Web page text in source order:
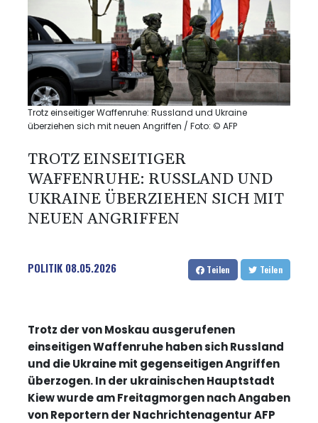
Trotz einseitiger Waffenruhe: Russland und Ukraine
überziehen sich mit neuen Angriffen / Foto: © AFP
TROTZ EINSEITIGER
WAFFENRUHE: RUSSLAND UND
UKRAINE ÜBERZIEHEN SICH MIT
NEUEN ANGRIFFEN
POLITIK 08.05.2026 Teilen Teilen
Trotz der von Moskau ausgerufenen
einseitigen Waffenruhe haben sich Russland
und die Ukraine mit gegenseitigen Angriffen
überzogen. In der ukrainischen Hauptstadt
Kiew wurde am Freitagmorgen nach Angaben
von Reportern der Nachrichtenagentur AFP